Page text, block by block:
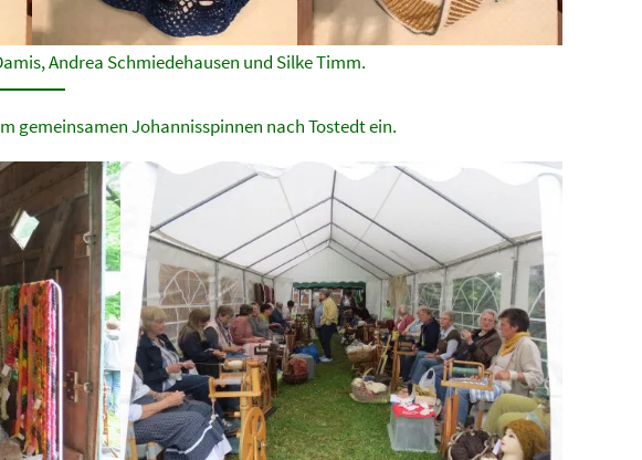
Andrea Schmiedehausen und Silke Timm.
gemeinsamen Johannisspinnen nach Tostedt ein.